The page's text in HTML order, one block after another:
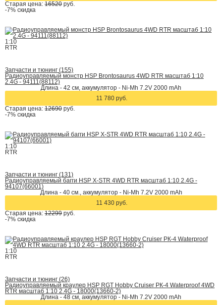
Старая цена: 16520 руб.
-7% скидка
1:10
RTR
Запчасти и тюнинг (155)
Радиоуправляемый монстр HSP Brontosaurus 4WD RTR масштаб 1:10
2.4G - 94111(88112)
Длина - 42 cм, аккумулятор - Ni-Mh 7.2V 2000 mAh
11 780 руб.
Старая цена: 12690 руб.
-7% скидка
1:10
RTR
Запчасти и тюнинг (131)
Радиоуправляемый багги HSP X-STR 4WD RTR масштаб 1:10 2.4G -
94107(66001)
Длина - 40 см., аккумулятор - Ni-Mh 7.2V 2000 mAh
11 430 руб.
Старая цена: 12299 руб.
-7% скидка
1:10
RTR
Запчасти и тюнинг (26)
Радиоуправляемый краулер HSP RGT Hobby Cruiser РК-4 Waterproof 4WD
RTR масштаб 1:10 2.4G - 18000(13660-2)
Длина - 48 см, аккумулятор - Ni-Mh 7.2V 2000 mAh